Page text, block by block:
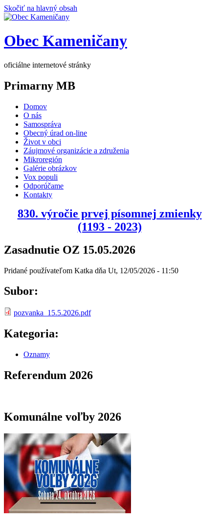
Skočiť na hlavný obsah
Obec Kameničany
oficiálne internetové stránky
Primarny MB
Domov
O nás
Samospráva
Obecný úrad on-line
Život v obci
Záujmové organizácie a združenia
Mikroregión
Galérie obrázkov
Vox populi
Odporúčame
Kontakty
830. výročie prvej písomnej zmienky
(1193 - 2023)
Zasadnutie OZ 15.05.2026
Pridané používateľom Katka dňa Ut, 12/05/2026 - 11:50
Subor:
pozvanka_15.5.2026.pdf
Kategoria:
Oznamy
Referendum 2026
Komunálne voľby 2026